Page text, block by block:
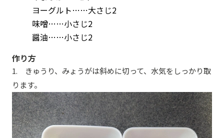
ヨーグルト……大さじ2
味噌……小さじ2
醤油……小さじ2
作り方
1. きゅうり、みょうがは斜めに切って、水気をしっかり取
ります。